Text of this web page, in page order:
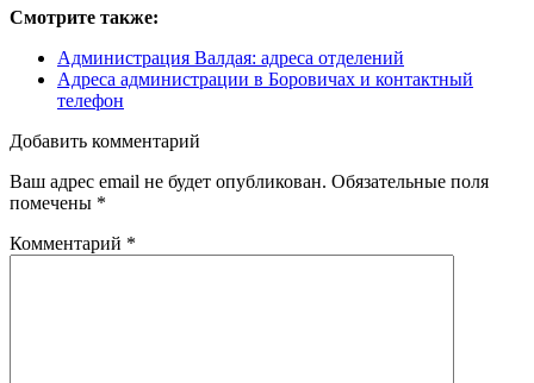
Смотрите также:
Администрация Валдая: адреса отделений
Адреса администрации в Боровичах и контактный
телефон
Добавить комментарий
Ваш адрес email не будет опубликован. Обязательные поля
помечены *
Комментарий *